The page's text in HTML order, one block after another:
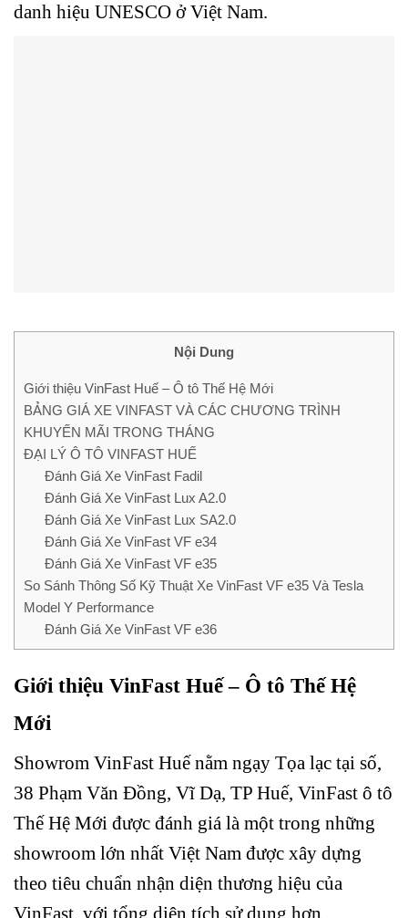
danh hiệu UNESCO ở Việt Nam.
Nội Dung
Giới thiệu VinFast Huế – Ô tô Thế Hệ Mới
BẢNG GIÁ XE VINFAST VÀ CÁC CHƯƠNG TRÌNH
KHUYẾN MÃI TRONG THÁNG
ĐẠI LÝ Ô TÔ VINFAST HUẾ
Đánh Giá Xe VinFast Fadil
Đánh Giá Xe VinFast Lux A2.0
Đánh Giá Xe VinFast Lux SA2.0
Đánh Giá Xe VinFast VF e34
Đánh Giá Xe VinFast VF e35
So Sánh Thông Số Kỹ Thuật Xe VinFast VF e35 Và Tesla
Model Y Performance
Đánh Giá Xe VinFast VF e36
Giới thiệu VinFast Huế – Ô tô Thế Hệ
Mới
Showrom VinFast Huế nằm ngạy Tọa lạc tại số,
38 Phạm Văn Đồng, Vĩ Dạ, TP Huế, VinFast ô tô
Thế Hệ Mới được đánh giá là một trong những
showroom lớn nhất Việt Nam được xây dựng
theo tiêu chuẩn nhận diện thương hiệu của
VinFast, với tổng diện tích sử dụng hơn